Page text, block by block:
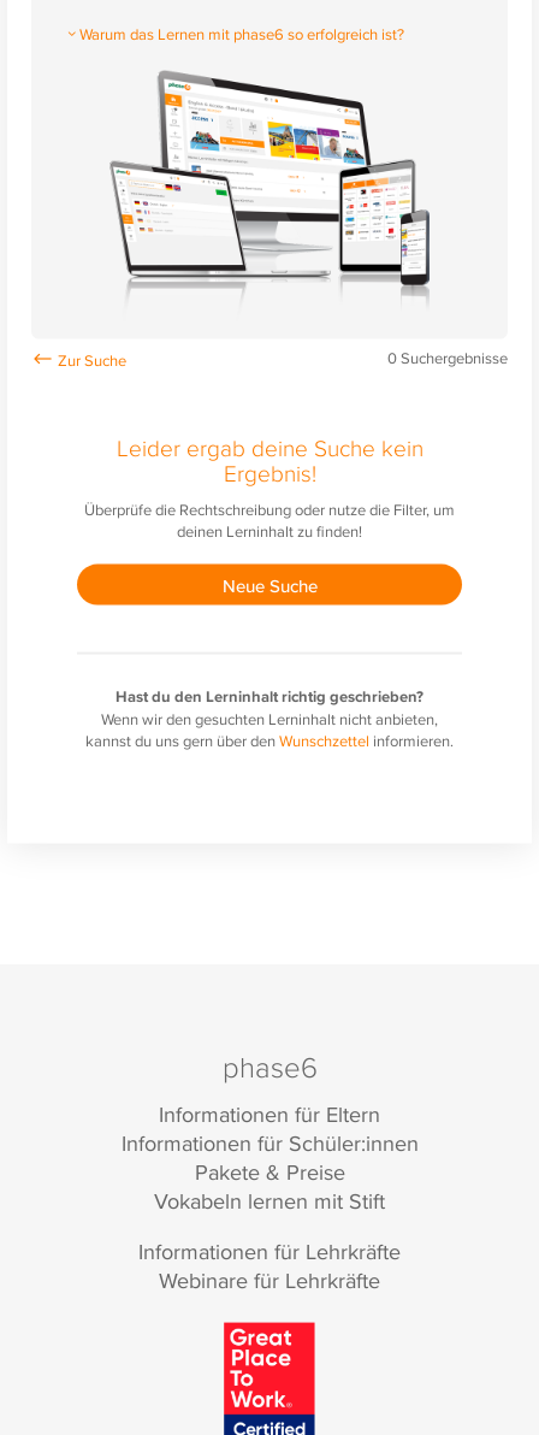
Warum das Lernen mit phase6 so erfolgreich ist?
0Suchergebnisse
Leider ergab deine Suche kein
Ergebnis!
Überprüfe die Rechtschreibung oder nutze die Filter, um
deinen Lerninhalt zu finden!
Neue Suche
Hast du den Lerninhalt richtig geschrieben?
Wenn wir den gesuchten Lerninhalt nicht anbieten,
kannst du uns gern über denWunschzettel informieren.
phase6
Informationen für Eltern
Informationen für Schüler:innen
Pakete & Preise
Vokabeln lernen mit Stift
Informationen für Lehrkräfte
Webinare für Lehrkräfte